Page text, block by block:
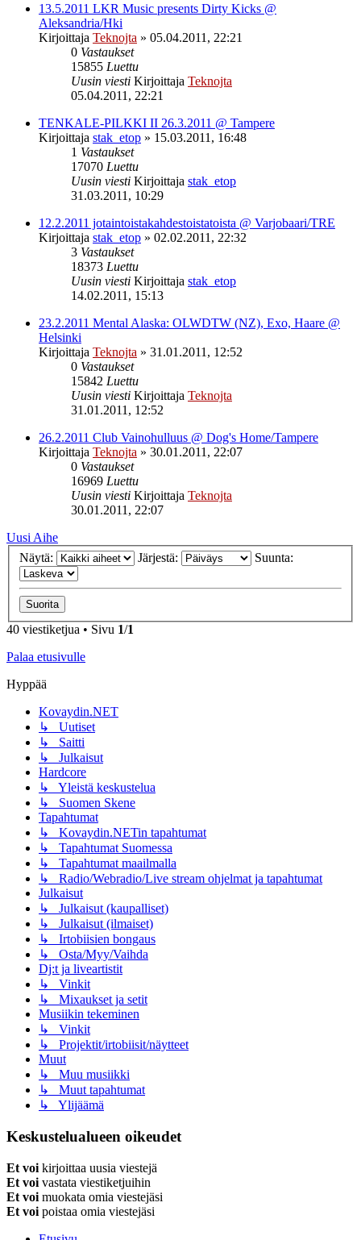
13.5.2011 LKR Music presents Dirty Kicks @
Aleksandria/Hki
Kirjoittaja Teknojta » 05.04.2011, 22:21
0 Vastaukset
15855 Luettu
Uusin viesti Kirjoittaja Teknojta
05.04.2011, 22:21
TENKALE-PILKKI II 26.3.2011 @ Tampere
Kirjoittaja stak_etop » 15.03.2011, 16:48
1 Vastaukset
17070 Luettu
Uusin viesti Kirjoittaja stak_etop
31.03.2011, 10:29
12.2.2011 jotaintoistakahdestoistatoista @ Varjobaari/TRE
Kirjoittaja stak_etop » 02.02.2011, 22:32
3 Vastaukset
18373 Luettu
Uusin viesti Kirjoittaja stak_etop
14.02.2011, 15:13
23.2.2011 Mental Alaska: OLWDTW (NZ), Exo, Haare @
Helsinki
Kirjoittaja Teknojta » 31.01.2011, 12:52
0 Vastaukset
15842 Luettu
Uusin viesti Kirjoittaja Teknojta
31.01.2011, 12:52
26.2.2011 Club Vainohulluus @ Dog's Home/Tampere
Kirjoittaja Teknojta » 30.01.2011, 22:07
0 Vastaukset
16969 Luettu
Uusin viesti Kirjoittaja Teknojta
30.01.2011, 22:07
Uusi Aihe
Näytä:
Järjestä: Suunta:
40 viestiketjua • Sivu 1/1
Palaa etusivulle
Hyppää
Kovaydin.NET
↳ Uutiset
↳ Saitti
↳ Julkaisut
Hardcore
↳ Yleistä keskustelua
↳ Suomen Skene
Tapahtumat
↳ Kovaydin.NETin tapahtumat
↳ Tapahtumat Suomessa
↳ Tapahtumat maailmalla
↳ Radio/Webradio/Live stream ohjelmat ja tapahtumat
Julkaisut
↳ Julkaisut (kaupalliset)
↳ Julkaisut (ilmaiset)
↳ Irtobiisien bongaus
↳ Osta/Myy/Vaihda
Dj:t ja liveartistit
↳ Vinkit
↳ Mixaukset ja setit
Musiikin tekeminen
↳ Vinkit
↳ Projektit/irtobiisit/näytteet
Muut
↳ Muu musiikki
↳ Muut tapahtumat
↳ Ylijäämä
Keskustelualueen oikeudet
Et voi kirjoittaa uusia viestejä
Et voi vastata viestiketjuihin
Et voi muokata omia viestejäsi
Et voi poistaa omia viestejäsi